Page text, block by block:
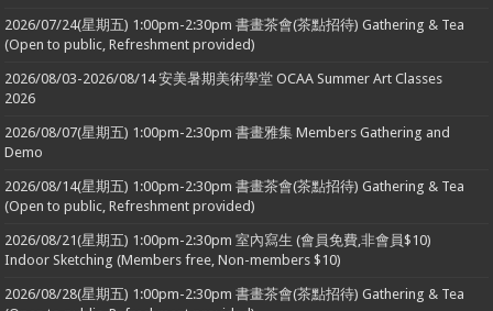
2026/07/24(星期五) 1:00pm-2:30pm 書畫茶會(茶點招待) Gathering & Tea
(Open to public, Refreshment provided)
2026/08/03-2026/08/14 安美暑期美術學堂 OCAA Summer Art Classes
2026
2026/08/07(星期五) 1:00pm-2:30pm 書畫雅集 Members Gathering and
Demo
2026/08/14(星期五) 1:00pm-2:30pm 書畫茶會(茶點招待) Gathering & Tea
(Open to public, Refreshment provided)
2026/08/21(星期五) 1:00pm-2:30pm 室內寫生 (會員免費,非會員$10)
Indoor Sketching (Members free, Non-members $10)
2026/08/28(星期五) 1:00pm-2:30pm 書畫茶會(茶點招待) Gathering & Tea